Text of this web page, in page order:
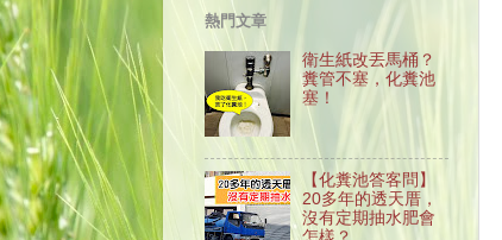
熱門文章
衛生紙改丟馬桶？
糞管不塞，化糞池
塞！
【化糞池答客問】
20多年的透天厝，
沒有定期抽水肥會